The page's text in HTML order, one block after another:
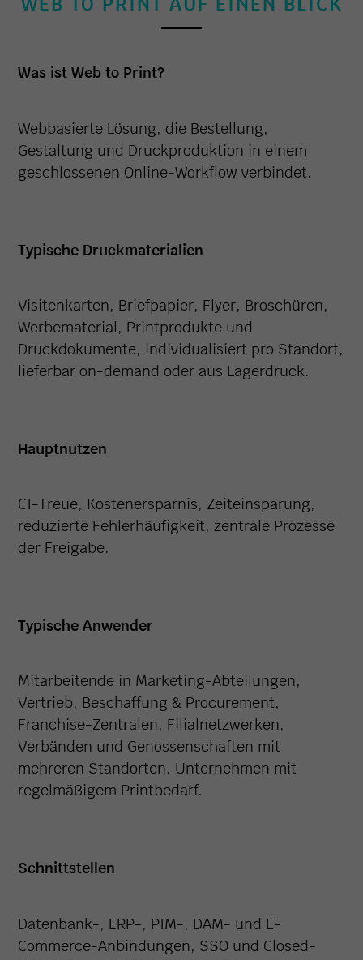
Was ist Web to Print?
Webbasierte Lösung, die Bestellung,
Gestaltung und Druckproduktion in einem
geschlossenen Online-Workflow verbindet.
Typische Druckmaterialien
Visitenkarten, Briefpapier, Flyer, Broschüren,
Werbematerial, Printprodukte und
Druckdokumente, individualisiert pro Standort,
lieferbar on-demand oder aus Lagerdruck.
Hauptnutzen
CI-Treue, Kostenersparnis, Zeiteinsparung,
reduzierte Fehlerhäufigkeit, zentrale Prozesse
der Freigabe.
Typische Anwender
Mitarbeitende in Marketing-Abteilungen,
Vertrieb, Beschaffung & Procurement,
Franchise-Zentralen, Filialnetzwerken,
Verbänden und Genossenschaften mit
mehreren Standorten. Unternehmen mit
regelmäßigem Printbedarf.
Schnittstellen
Datenbank-, ERP-, PIM-, DAM- und E-
Commerce-Anbindungen, SSO und Closed-